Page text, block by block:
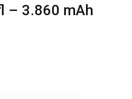
– 3.860 mAh